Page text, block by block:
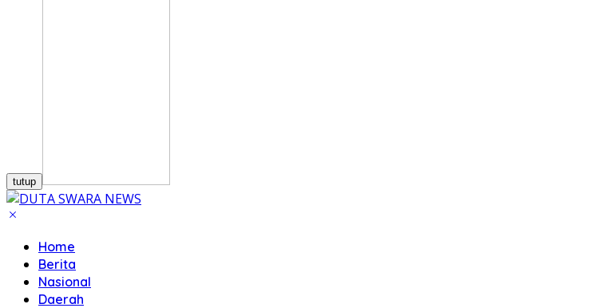
tutup
Home
Berita
Nasional
Daerah